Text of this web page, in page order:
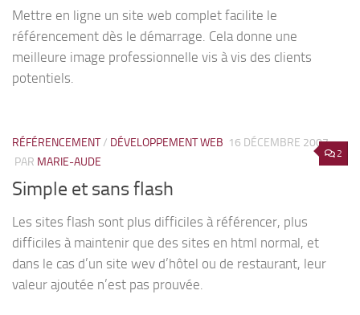
Mettre en ligne un site web complet facilite le
référencement dès le démarrage. Cela donne une
meilleure image professionnelle vis à vis des clients
potentiels.
2
RÉFÉRENCEMENT/ DÉVELOPPEMENT WEB 16 DÉCEMBRE 2007
PAR MARIE-AUDE
Simple et sans flash
Les sites flash sont plus difficiles à référencer, plus
difficiles à maintenir que des sites en html normal, et
dans le cas d’un site wev d’hôtel ou de restaurant, leur
valeur ajoutée n’est pas prouvée.